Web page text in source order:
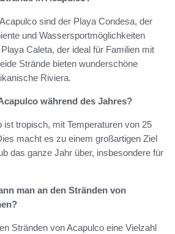
sind der Playa Condesa, der
und Wassersportmöglichkeiten
Caleta, der ideal für Familien mit
Strände bieten wunderschöne
Riviera.
während des Jahres?
ist tropisch, mit Temperaturen von 25
macht es zu einem großartigen Ziel
das ganze Jahr über, insbesondere für
man an den Stränden von
Stränden von Acapulco eine Vielzahl